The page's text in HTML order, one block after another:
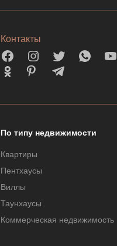
Контакты
По типу недвижимости
Квартиры
Пентхаусы
Виллы
Таунхаусы
Коммерческая недвижимость